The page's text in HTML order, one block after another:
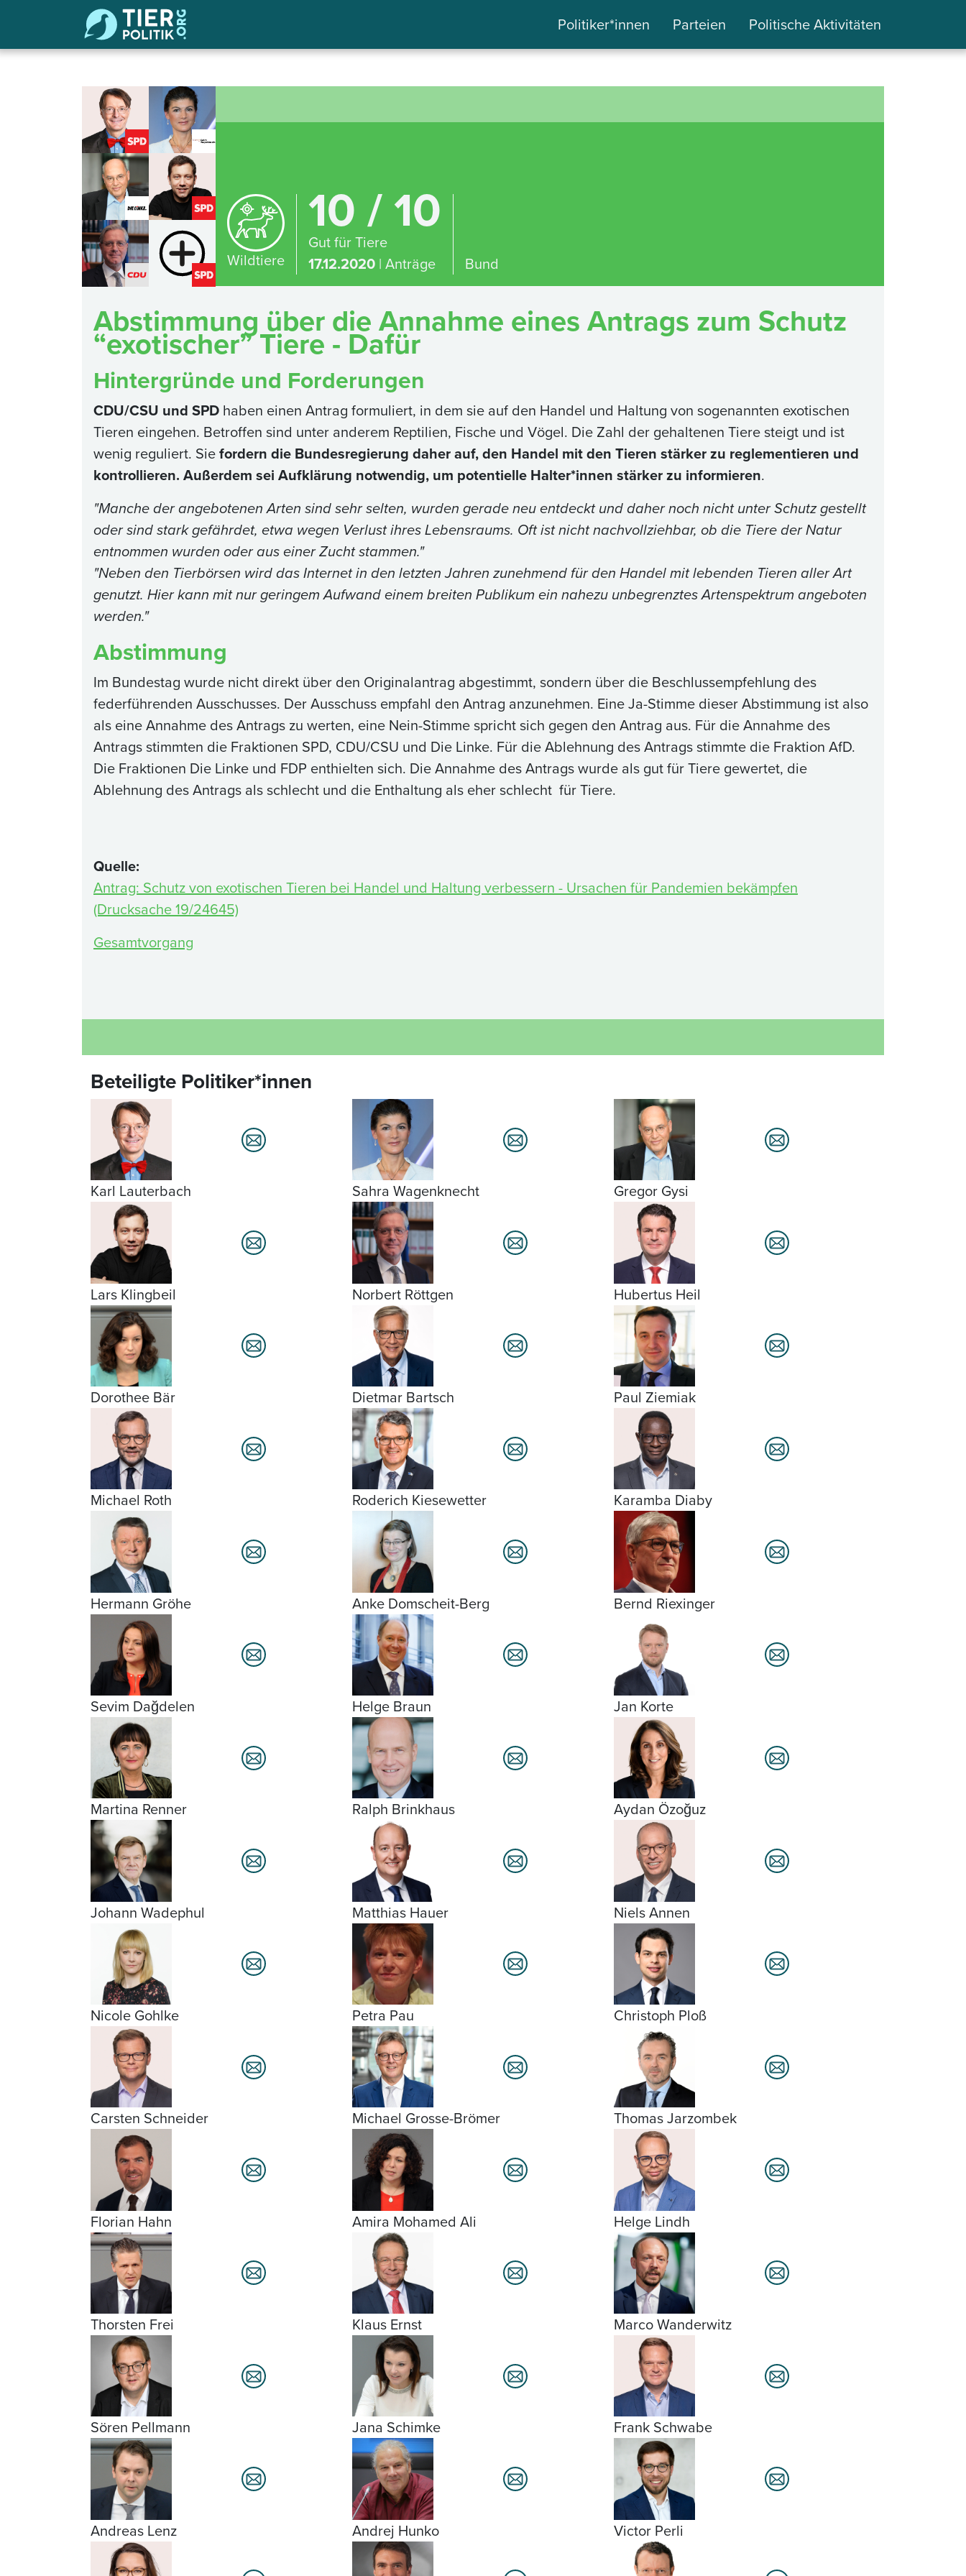
Politiker*innen Parteien Politische Aktivitäten
Wildtiere
10 / 10
Gut für Tiere
17.12.2020 | Anträge Bund
Abstimmung über die Annahme eines Antrags zum Schutz
“exotischer” Tiere - Dafür
Hintergründe und Forderungen
CDU/CSU und SPD haben einen Antrag formuliert, in dem sie auf den Handel und Haltung von sogenannten exotischen
Tieren eingehen. Betroffen sind unter anderem Reptilien, Fische und Vögel. Die Zahl der gehaltenen Tiere steigt und ist
wenig reguliert. Siefordern die Bundesregierung daher auf, den Handel mit den Tieren stärker zu reglementieren und
kontrollieren. Außerdem sei Aufklärung notwendig, um potentielle Halter*innen stärker zu informieren.
"Manche der angebotenen Arten sind sehr selten, wurden gerade neu entdeckt und daher noch nicht unter Schutz gestellt
oder sind stark gefährdet, etwa wegen Verlust ihres Lebensraums. Oft ist nicht nachvollziehbar, ob die Tiere der Natur
entnommen wurden oder aus einer Zucht stammen."
"Neben den Tierbörsen wird das Internet in den letzten Jahren zunehmend für den Handel mit lebenden Tieren aller Art
genutzt. Hier kann mit nur geringem Aufwand einem breiten Publikum ein nahezu unbegrenztes Artenspektrum angeboten
werden."
Abstimmung
Im Bundestag wurde nicht direkt über den Originalantrag abgestimmt, sondern über die Beschlussempfehlung des
federführenden Ausschusses. Der Ausschuss empfahl den Antrag anzunehmen. Eine Ja-Stimme dieser Abstimmung ist also
als eine Annahme des Antrags zu werten, eine Nein-Stimme spricht sich gegen den Antrag aus. Für die Annahme des
Antrags stimmten die Fraktionen SPD, CDU/CSU und Die Linke. Für die Ablehnung des Antrags stimmte die Fraktion AfD.
Die Fraktionen Die Linke und FDP enthielten sich. Die Annahme des Antrags wurde als gut für Tiere gewertet, die
Ablehnung des Antrags als schlecht und die Enthaltung als eher schlecht für Tiere.
Quelle:
Antrag: Schutz von exotischen Tieren bei Handel und Haltung verbessern - Ursachen für Pandemien bekämpfen
(Drucksache 19/24645)
Gesamtvorgang
Beteiligte Politiker*innen
Karl Lauterbach Sahra Wagenknecht Gregor Gysi
Lars Klingbeil Norbert Röttgen Hubertus Heil
Dorothee Bär Dietmar Bartsch Paul Ziemiak
Michael Roth Roderich Kiesewetter Karamba Diaby
Hermann Gröhe Anke Domscheit-Berg Bernd Riexinger
Sevim Dağdelen Helge Braun Jan Korte
Martina Renner Ralph Brinkhaus Aydan Özoğuz
Johann Wadephul Matthias Hauer Niels Annen
Nicole Gohlke Petra Pau Christoph Ploß
Carsten Schneider Michael Grosse-Brömer Thomas Jarzombek
Florian Hahn Amira Mohamed Ali Helge Lindh
Thorsten Frei Klaus Ernst Marco Wanderwitz
Sören Pellmann Jana Schimke Frank Schwabe
Andreas Lenz Andrej Hunko Victor Perli